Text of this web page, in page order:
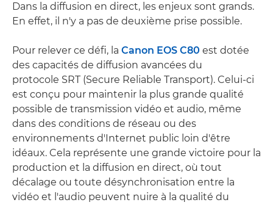
Dans la diffusion en direct, les enjeux sont grands.
En effet, il n'y a pas de deuxième prise possible.
Pour relever ce défi, la Canon EOS C80 est dotée
des capacités de diffusion avancées du
protocole SRT (Secure Reliable Transport). Celui-ci
est conçu pour maintenir la plus grande qualité
possible de transmission vidéo et audio, même
dans des conditions de réseau ou des
environnements d'Internet public loin d'être
idéaux. Cela représente une grande victoire pour la
production et la diffusion en direct, où tout
décalage ou toute désynchronisation entre la
vidéo et l'audio peuvent nuire à la qualité du